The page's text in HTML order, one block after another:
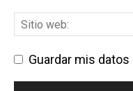
Guardar mis